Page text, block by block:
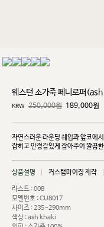
웨스턴 소가죽 페니로퍼
KRW 250,000원 189,000원
자연스러운 라운딩 쉐입과 앞코에
잡히고안정감있게 잡아주어 깔끔
상품설명 커스텀마이징 제작
라스트 : 008
모델번호 : CU8017
사이즈 : 235~290mm
색상 : ash khaki